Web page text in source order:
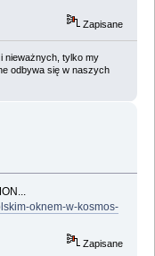
Zapisane
nieważnych, tylko my
odbywa się w naszych
oknem-w-kosmos-
Zapisane